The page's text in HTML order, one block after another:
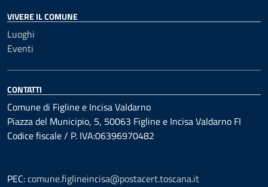
VIVERE IL COMUNE
Luoghi
Eventi
CONTATTI
Comune di Figline e Incisa Valdarno
Piazza del Municipio, 5, 50063 Figline e Incisa Valdarno FI
Codice fiscale / P. IVA:06396970482
PEC:comune.figlineincisa@postacert.toscana.it